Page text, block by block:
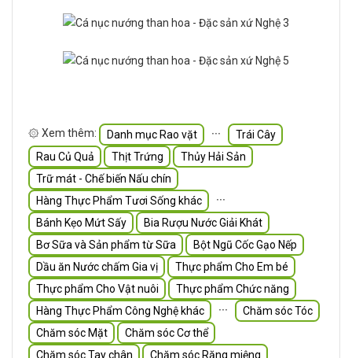
۞ Xem thêm: Danh mục Rao vặt ∙∙∙
Trái Cây
Rau Củ Quả
Thịt Trứng
Thủy Hải Sản
Trữ mát - Chế biến Nấu chín
Hàng Thực Phẩm Tươi Sống khác
∙∙∙
Bánh Kẹo Mứt Sấy
Bia Rượu Nước Giải Khát
Bơ Sữa và Sản phẩm từ Sữa
Bột Ngũ Cốc Gạo Nếp
Dầu ăn Nước chấm Gia vị
Thực phẩm Cho Em bé
Thực phẩm Cho Vật nuôi
Thực phẩm Chức năng
Hàng Thực Phẩm Công Nghệ khác
∙∙∙
Chăm sóc Tóc
Chăm sóc Mặt
Chăm sóc Cơ thể
Chăm sóc Tay chân
Chăm sóc Răng miệng